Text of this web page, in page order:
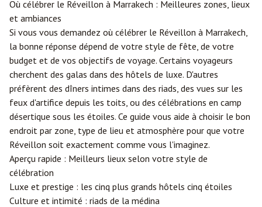
Où célébrer le Réveillon à Marrakech : Meilleures zones, lieux
et ambiances
Si vous vous demandez où célébrer le Réveillon à Marrakech,
la bonne réponse dépend de votre style de fête, de votre
budget et de vos objectifs de voyage. Certains voyageurs
cherchent des galas dans des hôtels de luxe. D'autres
préfèrent des dîners intimes dans des riads, des vues sur les
feux d'artifice depuis les toits, ou des célébrations en camp
désertique sous les étoiles. Ce guide vous aide à choisir le bon
endroit par zone, type de lieu et atmosphère pour que votre
Réveillon soit exactement comme vous l'imaginez.
Aperçu rapide : Meilleurs lieux selon votre style de
célébration
Luxe et prestige : les cinq plus grands hôtels cinq étoiles
Culture et intimité : riads de la médina